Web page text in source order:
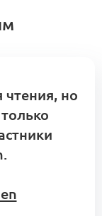
0
чтения, но